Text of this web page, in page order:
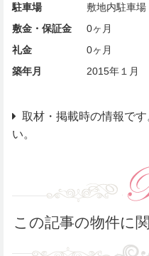
駐車場
敷地内駐車場
敷金・保証金
0ヶ月
礼金
0ヶ月
築年月
2015年１月
取材・掲載時の情報で
い。
この記事の物件に